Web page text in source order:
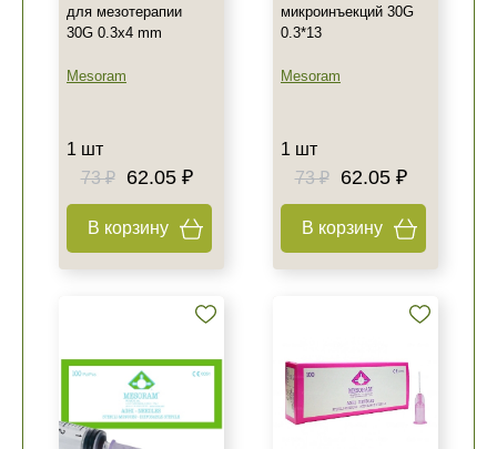
для мезотерапии
30G 0.3x4 mm
Mesoram
1 шт
73 ₽
62.05 ₽
В корзину
микроинъекций 30G
0.3*13
Mesoram
1 шт
73 ₽
62.05 ₽
В корзину